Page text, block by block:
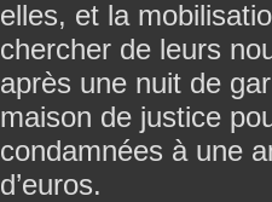
elles, et la
chercher de leurs
après une nuit de
maison de justice
condamnées à une
d’euros.